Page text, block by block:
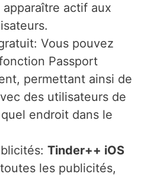
apparaître actif aux
Vous pouvez
Passport
permettant ainsi de
des utilisateurs de
quel endroit dans le
Tinder++ iOS
les publicités,